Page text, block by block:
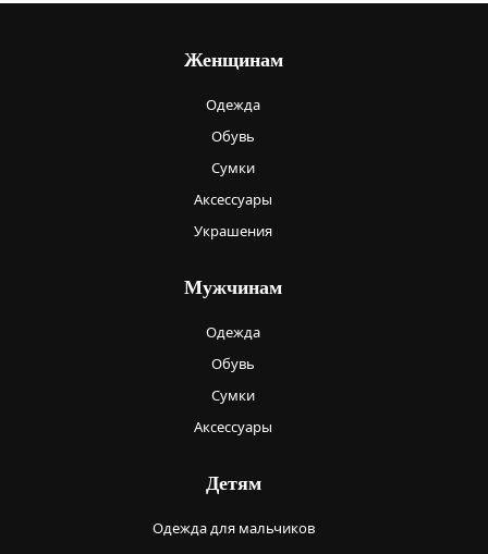
Женщинам
Одежда
Обувь
Сумки
Аксессуары
Украшения
Мужчинам
Одежда
Обувь
Сумки
Аксессуары
Детям
Одежда для мальчиков